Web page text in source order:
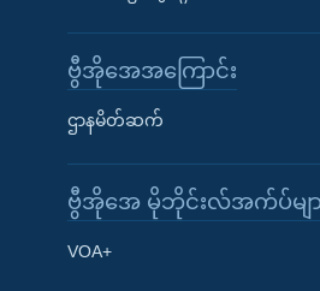
Learning English
ဗွီအိုအေအကြောင်း
ဌာနမိတ်ဆက်
ဗွီအိုအေ မိုဘိုင်းလ်အက်ပ်မျာ
VOA+